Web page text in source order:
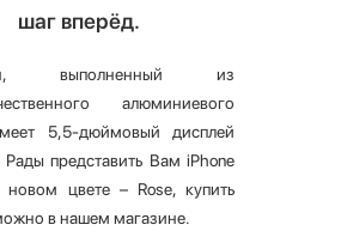
шаг вперёд.
выполненный из
алюминиевого
5,5-дюймовый дисплей
Рады представить Вам iPhone
цвете – Rose, купить
в нашем магазине.